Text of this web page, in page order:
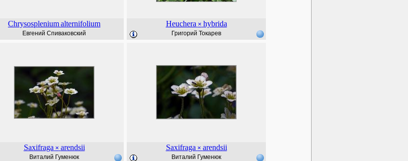
Chrysospleniumalternifolium
Евгений Спиваковский
Heuchera × hybrida
Григорий Токарев
Saxifraga × arendsii
Виталий Гуменюк
Saxifraga × arendsii
Виталий Гуменюк